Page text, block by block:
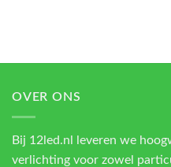
OVER ONS
Bij 12led.nl leveren we
verlichting voor zowel